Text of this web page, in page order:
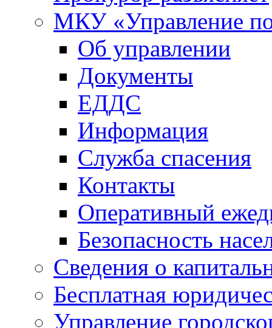
МКУ «Управление
Об управлении
Документы
ЕДДС
Информация
Служба спасения
Контакты
Оперативный
Безопасность
Сведения о
Бесплатная
Управление